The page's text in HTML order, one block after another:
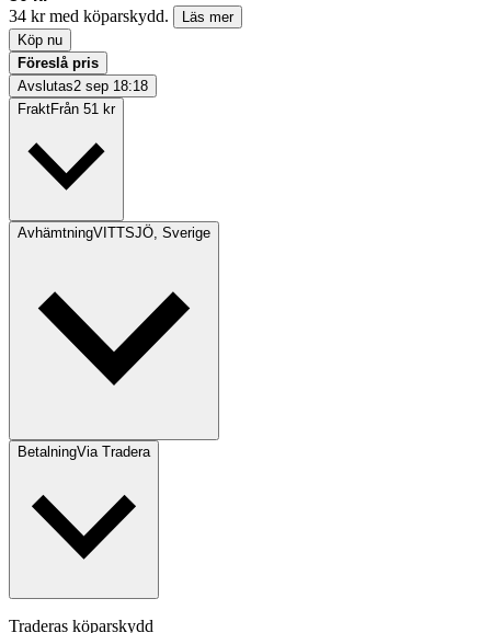
34 kr med köparskydd.
Läs mer
Köp nu
Föreslå pris
Avslutas2 sep 18:18
FraktFrån 51 kr
AvhämtningVITTSJÖ, Sverige
BetalningVia Tradera
Traderas köparskydd